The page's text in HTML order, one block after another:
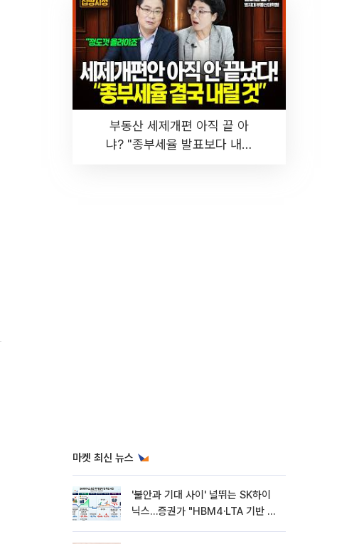
부동산 세제개편 아직 끝 아
냐? "종부세율 발표보다 내릴
마켓 최신 뉴스
'불안과 기대 사이' 널뛰는 SK하이
닉스…증권가 "HBM4·LTA 기반 펀